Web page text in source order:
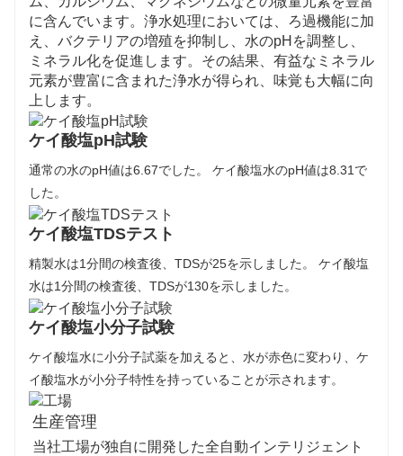
に含んでいます。浄水処理においては、ろ過機能に加
え、バクテリアの増殖を抑制し、水のpHを調整し、
ミネラル化を促進します。その結果、有益なミネラル
元素が豊富に含まれた浄水が得られ、味覚も大幅に向
上します。
ケイ酸塩pH試験
通常の水のpH値は6.67でした。 ケイ酸塩水のpH値は8.31で
した。
ケイ酸塩TDSテスト
精製水は1分間の検査後、TDSが25を示しました。 ケイ酸塩
水は1分間の検査後、TDSが130を示しました。
ケイ酸塩小分子試験
ケイ酸塩水に小分子試薬を加えると、水が赤色に変わり、ケ
イ酸塩水が小分子特性を持っていることが示されます。
生産管理
当社工場が独自に開発した全自動インテリジェント